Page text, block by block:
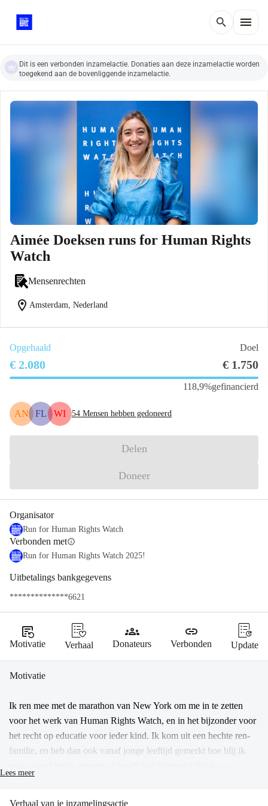
search menu
Dit is een verbonden inzamelactie. Donaties aan deze inzamelactie worden
toegekend aan de bovenliggende inzamelactie.
Aimée Doeksen runs for Human Rights
Watch
Mensenrechten
location_on Amsterdam, Nederland
Opgehaald Doel
€ 2.080 € 1.750
118,9%gefinancierd
AN FL WI 54 Mensen hebben gedoneerd
Delen
Doneer
Organisator
Run for Human Rights Watch
Verbonden metinfo
Run for Human Rights Watch 2025!
Uitbetalings bankgegevens
**************6621
source_notes
Motivatie Verhaal
groups
Donateurs
link
Verbonden Update
Motivatie
Ik ren mee met de marathon van New York om me in te zetten
voor het werk van Human Rights Watch, en in het bijzonder voor
het recht op educatie voor ieder kind. Ik kom uit een hechte ren-
familie, en heb dan ook vanaf jonge leeftijd gemerkt hoe blij ik
Lees meer
Verhaal van je inzamelingsactie